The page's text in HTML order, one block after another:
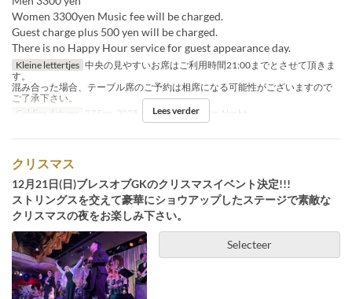
Women 3300yen Music fee will be charged.
Guest charge plus 500 yen will be charged.
There is no Happy Hour service for guest appearance day.
Kleine lettertjes 中央の見やすいお席はご利用時間21:00までとさせて頂きま
す。
混み合った場合、テーブル席のご予約は相席になる可能性がございますので
ご了承下さい。
Geldige datums
27 Sep, 2025 Maaltijden Diner, Nacht
Lees verder
クリスマス
12月21日(日)ブレスオブGKのクリスマスイベント決定!!!
ストリングスを交えて豪華にショウアップしたステージで素敵な
クリスマスの夜をお楽しみ下さい。
Selecteer